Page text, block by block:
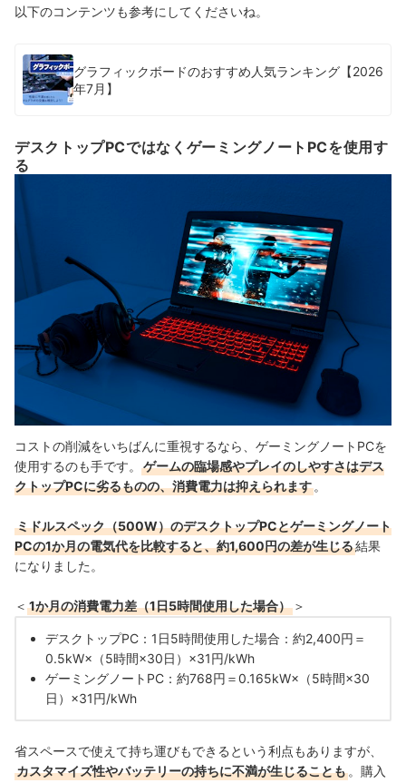
以下のコンテンツも参考にしてくださいね。
グラフィックボードのおすすめ人気ランキング【2026
年7月】
デスクトップPCではなくゲーミングノートPCを使用す
る
コストの削減をいちばんに重視するなら、ゲーミングノートPCを
使用するのも手です。
ゲームの臨場感やプレイのしやすさはデス
クトップPCに劣るものの、消費電力は抑えられます 。
ミドルスペック（500W）のデスクトップPCとゲーミングノート
PCの1か月の電気代を比較すると、約1,600円の差が生じる結果
になりました。
＜ 1か月の消費電力差（1日5時間使用した場合） ＞
デスクトップPC：1日5時間使用した場合：約2,400円＝
0.5kW×（5時間×30日）×31円/kWh
ゲーミングノートPC：約768円＝0.165kW×（5時間×30
日）×31円/kWh
省スペースで使えて持ち運びもできるという利点もありますが、
カスタマイズ性やバッテリーの持ちに不満が生じることも 。購入